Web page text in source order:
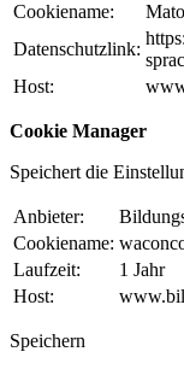
Cookiename:
Datenschutzlink:
Host:
Cookie Manager
Speichert die
Anbieter:
Cookiename:
Laufzeit:
1 Jahr
Host:
Speichern